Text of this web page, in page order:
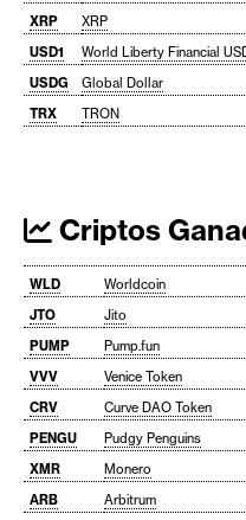
XRP
XRP
USD1
World Liberty Financial
USDG
Global Dollar
TRX
TRON
Criptos
WLD Worldcoin
JTO
Jito
PUMP
Pump.fun
VVV
Venice Token
CRV
Curve DAO Token
PENGU
Pudgy Penguins
XMR
Monero
ARB
Arbitrum